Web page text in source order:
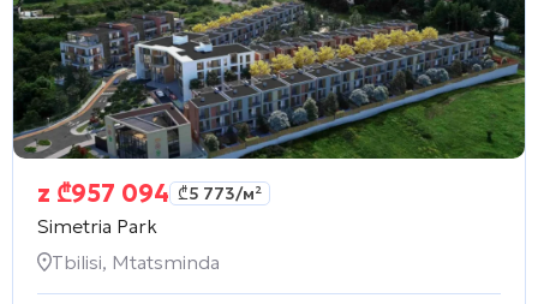
z ₾957 094 ₾5 773/м²
Simetria Park
Tbilisi, Mtatsminda